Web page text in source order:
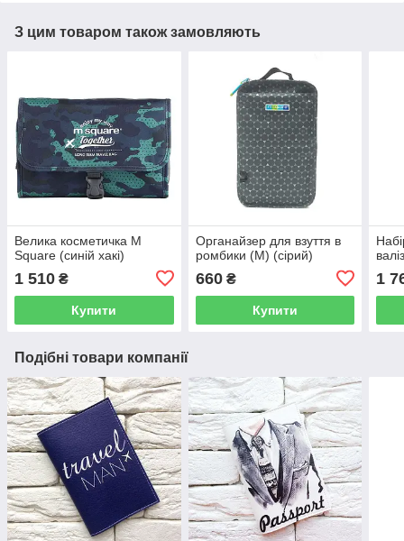
З цим товаром також замовляють
Велика косметичка M
Square (синій хакі)
1 510 ₴
Купити
Органайзер для взуття в
ромбики (М) (сірий)
660₴
Купити
1
Подібні товари компанії